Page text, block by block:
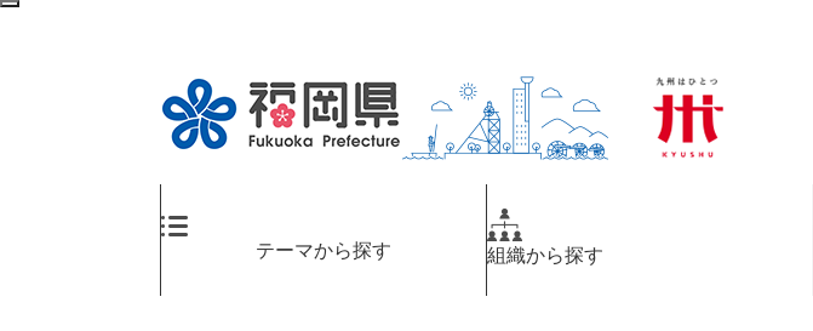
ペ
テーマから探す 組織から探す